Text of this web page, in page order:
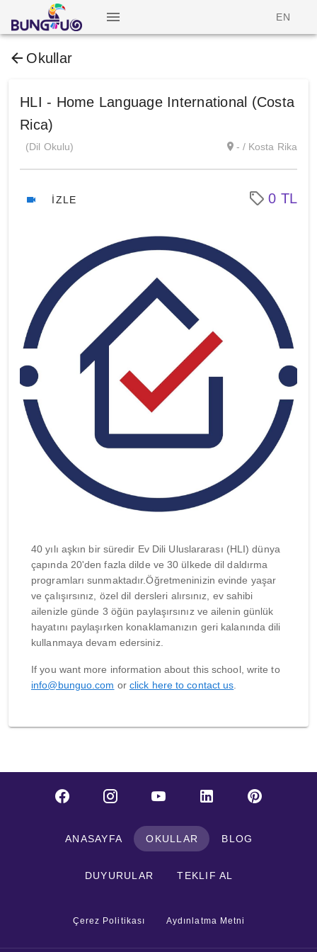
EN
Okullar
HLI - Home Language International (Costa
Rica)
(Dil Okulu) - / Kosta Rika
İZLE 0 TL
40 yılı aşkın bir süredir Ev Dili Uluslararası (HLI) dünya
çapında 20'den fazla dilde ve 30 ülkede dil daldırma
programları sunmaktadır.Öğretmeninizin evinde yaşar
ve çalışırsınız, özel dil dersleri alırsınız, ev sahibi
ailenizle günde 3 öğün paylaşırsınız ve ailenin günlük
hayatını paylaşırken konaklamanızın geri kalanında dili
kullanmaya devam edersiniz.
If you want more information about this school, write to
info@bunguo.com or click here to contact us
ANASAYFA OKULLAR BLOG
DUYURULAR TEKLIF AL
Çerez Politikası Aydınlatma Metni